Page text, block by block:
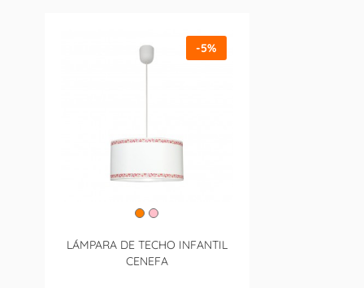
LÁMPARA DE TECHO INFANTIL
CENEFA
-5%